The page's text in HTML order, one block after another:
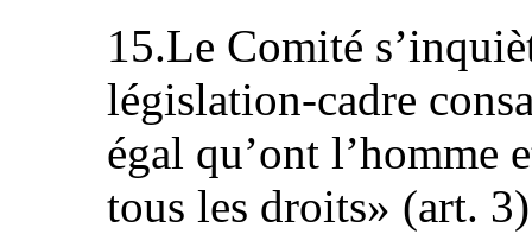
15.Le Comité
législation-cadre
égal qu’ont l’homme
tous les droits» (art.